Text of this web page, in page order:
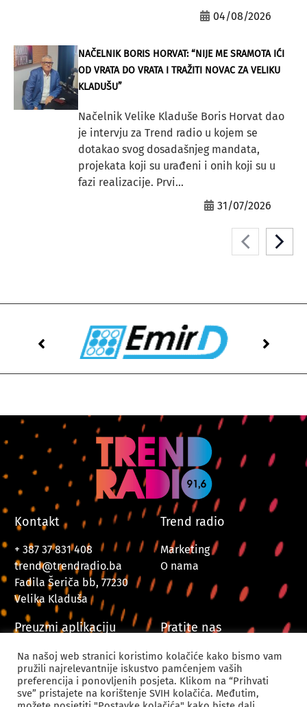
04/08/2026
NAČELNIK BORIS HORVAT: “NIJE ME SRAMOTA IĆI
OD VRATA DO VRATA I TRAŽITI NOVAC ZA VELIKU
KLADUŠU”
Načelnik Velike Kladuše Boris Horvat dao
je intervju za Trend radio u kojem se
dotakao svog dosadašnjeg mandata,
projekata koji su urađeni i onih koji su u
fazi realizacije. Prvi...
31/07/2026
Kontakt
+ 387 37 831 408
trend@trendradio.ba
Fadila Šeriča bb, 77230
Velika Kladuša
Trend radio
Marketing
O nama
Preuzmi aplikaciju Pratite nas
Na našoj web stranici koristimo kolačiće kako bismo vam
pružili najrelevantnije iskustvo pamćenjem vaših
preferencija i ponovljenih posjeta. Klikom na “Prihvati
sve” pristajete na korištenje SVIH kolačića. Međutim,